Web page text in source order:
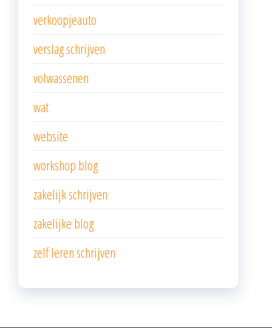
verkoopjeauto
verslag schrijven
volwassenen
wat
website
workshop blog
zakelijk schrijven
zakelijke blog
zelf leren schrijven